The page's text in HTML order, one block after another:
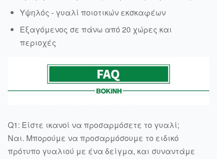
Υψηλός - γυαλί ποιοτικών εκσκαφέων
Εξαγόμενος σε πάνω από 20 χώρες και
περιοχές
Q1: Είστε ικανοί να προσαρμόσετε το γυαλί;
Ναι. Μπορούμε να προσαρμόσουμε το ειδικό
πρότυπο γυαλιού με ένα δείγμα, και συναντάμε